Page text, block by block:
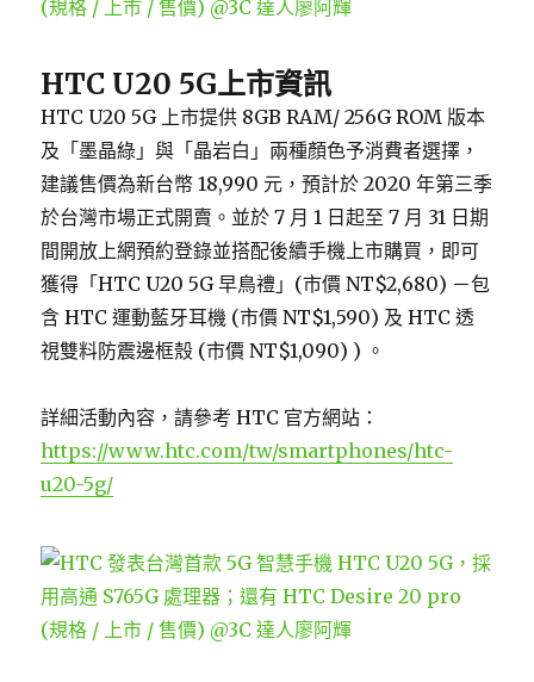
HTC U20 5G上市資訊
HTC U20 5G 上市提供 8GB RAM/ 256G ROM 版本
及「墨晶綠」與「晶岩白」兩種顏色予消費者選擇，
建議售價為新台幣 18,990 元，預計於 2020 年第三季
於台灣市場正式開賣。並於 7 月 1 日起至 7 月 31 日期
間開放上網預約登錄並搭配後續手機上市購買，即可
獲得「HTC U20 5G 早鳥禮」(市價 NT$2,680) －包
含 HTC 運動藍牙耳機 (市價 NT$1,590) 及 HTC 透
視雙料防震邊框殼 (市價 NT$1,090) ) 。
詳細活動內容，請參考 HTC 官方網站：
https://www.htc.com/tw/smartphones/htc-
u20-5g/